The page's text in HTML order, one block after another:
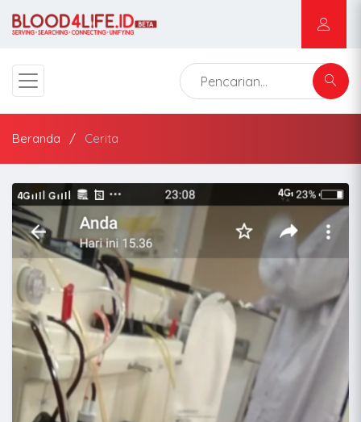
Beranda Cerita